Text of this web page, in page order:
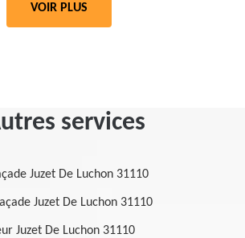
VOIR PLUS
services
Juzet De Luchon 31110
Juzet De Luchon 31110
Juzet De Luchon 31110